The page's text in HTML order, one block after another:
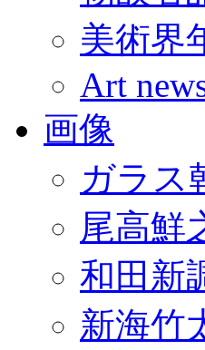
美術界
Art
画像
ガラス
尾高鮮
和田新
新海竹